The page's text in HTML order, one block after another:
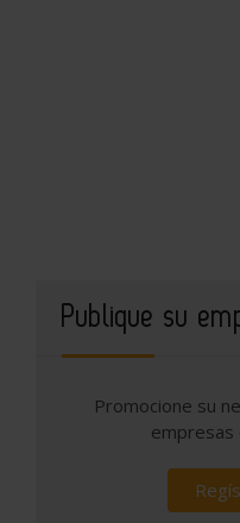
Publique su
Promocione su
empresas